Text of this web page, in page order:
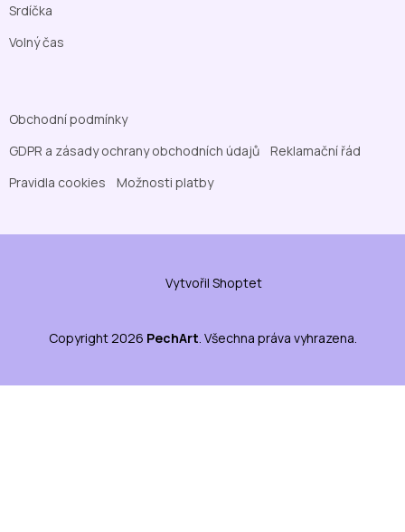
Srdíčka
Volný čas
Obchodní podmínky
GDPR a zásady ochrany obchodních údajů
Reklamační řád
Pravidla cookies
Možnosti platby
Vytvořil Shoptet
Copyright 2026 PechArt . Všechna práva vyhrazena.